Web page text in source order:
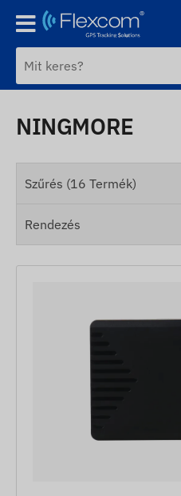
NINGMORE
Szűrés (16 Termék)
Rendezés